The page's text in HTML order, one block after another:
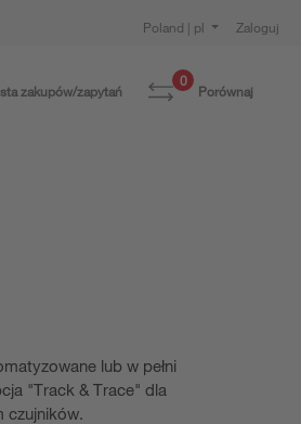
Poland | pl Zaloguj
zakupów/zapytań
0
Porównaj
lub w pełni
"Track & Trace" dla